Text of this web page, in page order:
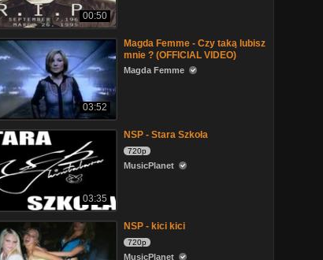
00:50
03:52
Magda Femme - Czy taką lubisz
mnie ? (OFFICIAL VIDEO)
Magda Femme
03:35
NSP - Stara Szkoła
720p
MusicPlanet
NSP - kici kici
720p
MusicPlanet